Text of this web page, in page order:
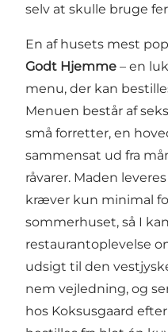
selv at skulle bruge
En af husets mest
Godt Hjemme – en
menu, der kan
Menuen består af
små forretter, en
sammensat ud fra
råvarer. Maden
kræver kun minimal
sommerhuset, så I
restaurantoplevelse
udsigt til den
nem vejledning, og
hos Koksusgaard